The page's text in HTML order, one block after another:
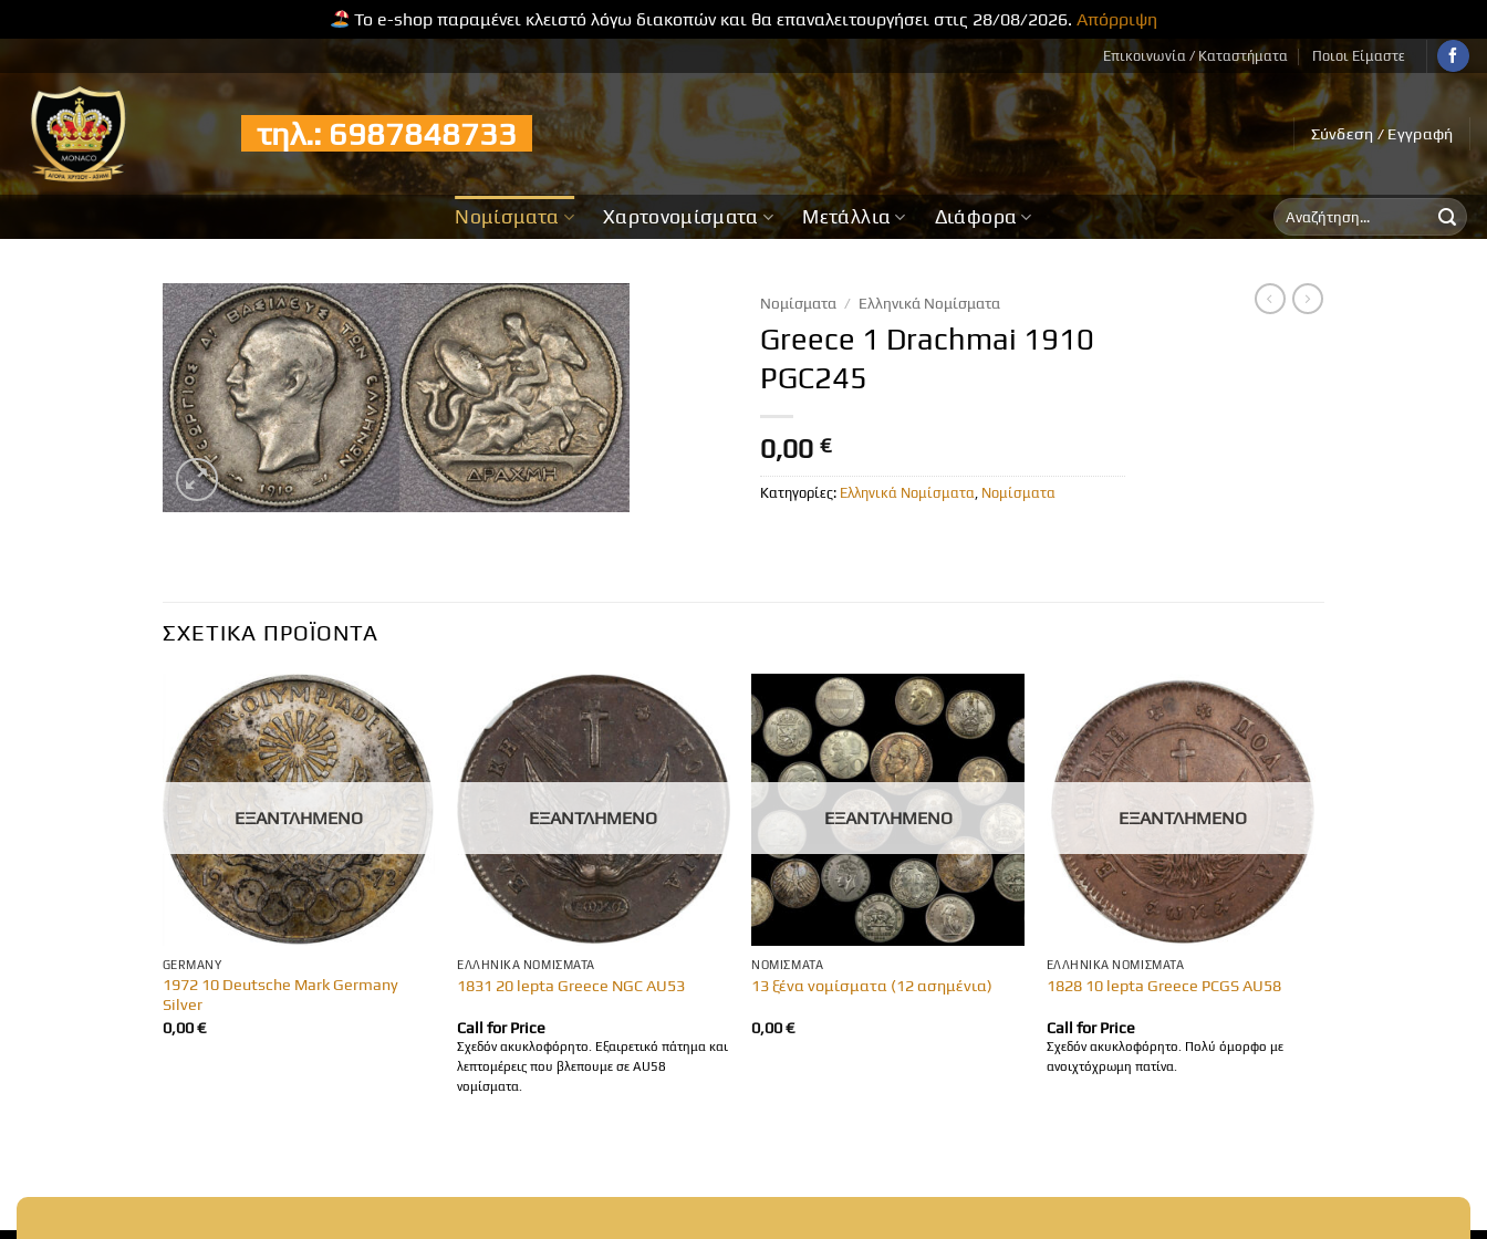
Το e-shop παραμένει κλειστό λόγω διακοπών και θα επαναλειτουργήσει στις 28/08/2026.Απόρριψη
στο
περιεχόμενο
Επικοινωνία / Καταστήματα Ποιοι Είμαστε
τηλ.: 6987848733 Σύνδεση / Εγγραφή
Νομίσματα Χαρτονομίσματα Μετάλλια Διάφορα
Αναζήτηση
για:
Νομίσματα / Ελληνικά Νομίσματα
Greece 1 Drachmai 1910
PGC245
0,00 €
Κατηγορίες: Ελληνικά Νομίσματα Νομίσματα
ΣΧΕΤΙΚΆ ΠΡΟΪΌΝΤΑ
ΕΞΑΝΤΛΗΜΈΝΟ
GERMANY
1972 10 Deutsche Mark Germany
Silver
0,00€
ΕΞΑΝΤΛΗΜΈΝΟ
ΕΛΛΗΝΙΚΆ ΝΟΜΊΣΜΑΤΑ
1831 20 lepta Greece NGC AU53
Call for Price
Σχεδόν ακυκλοφόρητο. Εξαιρετικό πάτημα και
λεπτομέρεις που βλεπουμε σε AU58
νομίσματα.
ΕΞΑΝΤΛΗΜΈΝΟ
ΝΟΜΊΣΜΑΤΑ
13 ξένα νομίσματα (12 ασημένια)
0,00€
ΕΞΑΝΤΛΗΜΈΝΟ
ΕΛΛΗΝΙΚΆ ΝΟΜΊΣΜΑΤΑ
1828 10 lepta Greece PCGS AU58
Call for Price
Σχεδόν ακυκλοφόρητο. Πολύ όμορφο με
ανοιχτόχρωμη πατίνα.